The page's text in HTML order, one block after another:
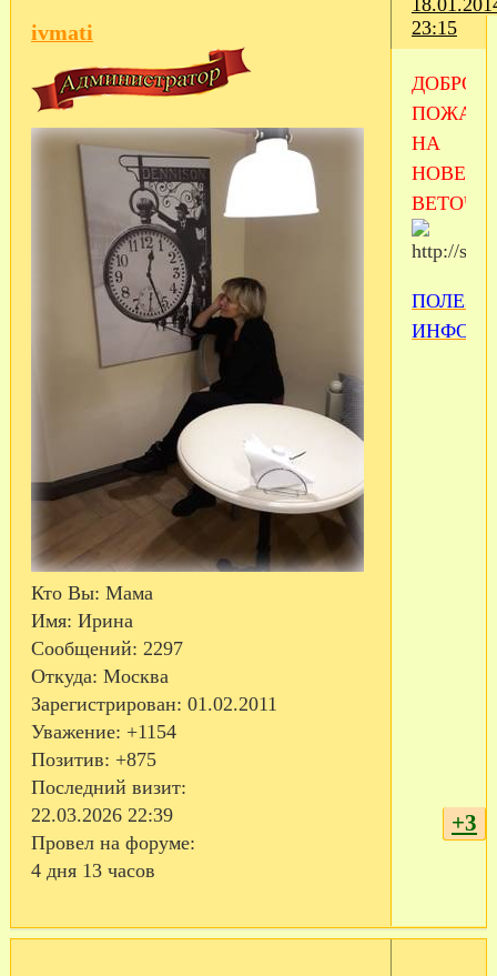
23:15
ivmati
Кто Вы: Мама
Имя: Ирина
Сообщений: 2297
Откуда: Москва
Зарегистрирован: 01.02.2011
Уважение: +1154
Позитив: +875
Последний визит:
22.03.2026 22:39
Провел на форуме:
4 дня 13 часов
ДОБРО
НА
+3